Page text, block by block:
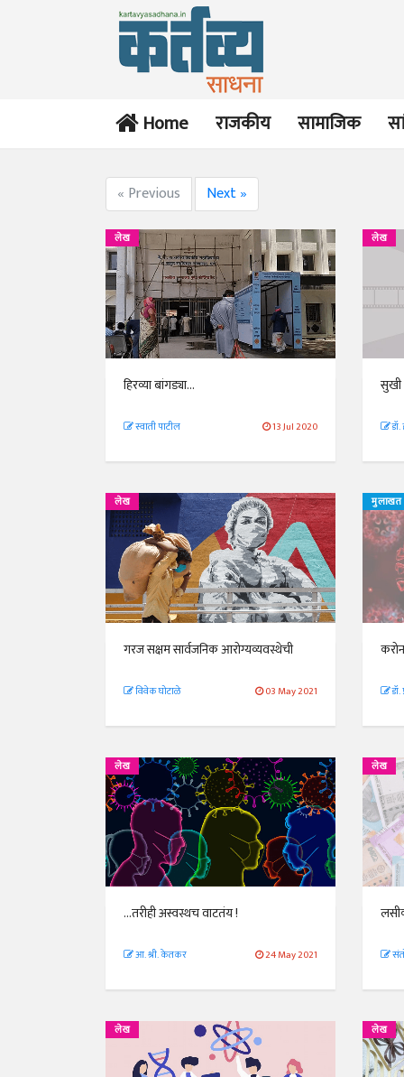
Home राजकीय सामाजिक
« Previous Next »
लेख
हिरव्या बांगड्या...
स्वाती पाटील 13 Jul 2020
लेख
सुखी
लेख
गरज सक्षम सार्वजनिक आरोग्यव्यवस्थेची
विवेक घोटाळे 03 May 2021
मुलाखत
लेख
...तरीही अस्वस्थच वाटतंय !
आ. श्री. केतकर 24 May 2021
लेख
लेख लेख